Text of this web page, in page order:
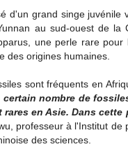
d'un grand singe
au sud-ouest de
une perle rare
des origines humaines.
sont fréquents en
nombre de
en Asie. Dans
professeur à l'Institut
des sciences.